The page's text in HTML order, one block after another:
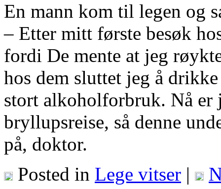
En mann kom til legen og
– Etter mitt første besøk
fordi De mente at jeg
hos dem sluttet jeg å
stort alkoholforbruk. Nå er
bryllupsreise, så denne
på, doktor.
Posted in Lege vitser |